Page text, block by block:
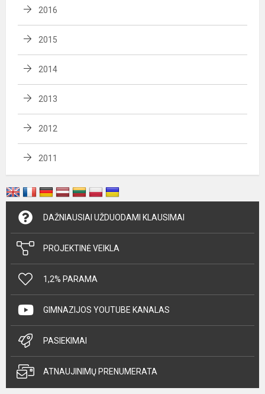
2016
2015
2014
2013
2012
2011
DAŽNIAUSIAI UŽDUODAMI KLAUSIMAI
PROJEKTINĖ VEIKLA
1,2% PARAMA
GIMNAZIJOS YOUTUBE KANALAS
PASIEKIMAI
ATNAUJINIMŲ PRENUMERATA